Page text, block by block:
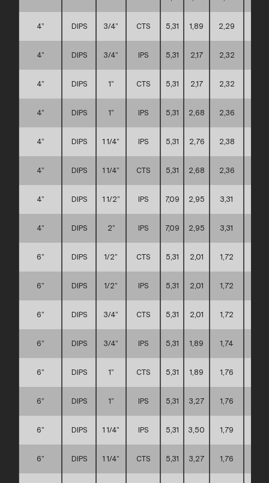
4” DIPS 3/4” CTS 5,31 1,89 2,29
4” DIPS 3/4” IPS 5,31 2,17 2,32
4” DIPS 1” CTS 5,31 2,17 2,32
4” DIPS 1” IPS 5,31 2,68 2,36
4” DIPS 1 1/4” IPS 5,31 2,76 2,38
4” DIPS 1 1/4” CTS 5,31 2,68 2,36
4” DIPS 1 1/2” IPS 7,09 2,95 3,31
4” DIPS 2” IPS 7,09 2,95 3,31
6” DIPS 1/2” CTS 5,31 2,01 1,72
6” DIPS 1/2” IPS 5,31 2,01 1,72
6” DIPS 3/4” CTS 5,31 2,01 1,72
6” DIPS 3/4” IPS 5,31 1,89 1,74
6” DIPS 1” CTS 5,31 1,89 1,76
6” DIPS 1” IPS 5,31 3,27 1,76
6” DIPS 1 1/4” IPS 5,31 3,50 1,79
6” DIPS 1 1/4” CTS 5,31 3,27 1,76